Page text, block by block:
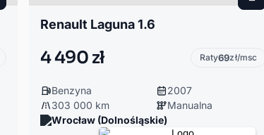
Renault Laguna 1.6
4 490 zł Raty69zł/msc
Benzyna
2007
303 000 km
Manualna
Wrocław (Dolnośląskie)